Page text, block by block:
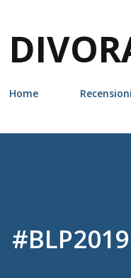
Home Recensioni